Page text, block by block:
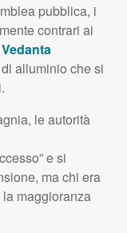
pubblica, i
contrari ai
Vedanta
alluminio che si
le autorità
e si
ma chi era
maggioranza